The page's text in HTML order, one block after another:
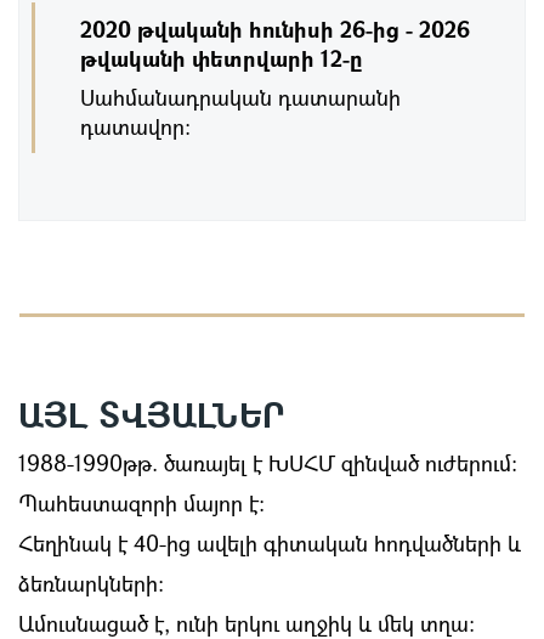
2020 թվականի հունիսի 26-ից - 2026
թվականի փետրվարի 12-ը
Սահմանադրական դատարանի
դատավոր:
ԱՅԼ ՏՎՅԱԼՆԵՐ
1988-1990թթ. ծառայել է ԽՍՀՄ զինված ուժերում:
Պահեստազորի մայոր է:
Հեղինակ է 40-ից ավելի գիտական հոդվածների և
ձեռնարկների:
Ամուսնացած է, ունի երկու աղջիկ և մեկ տղա։